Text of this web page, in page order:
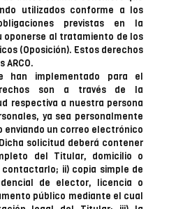
utilizados conforme a los
previstas en la
oponerse al tratamiento de los
(Oposición). Estos derechos
ARCO.
han implementado para el
son a través de la
respectiva a nuestra persona
ya sea personalmente
enviando un correo electrónico
solicitud deberá contener
del Titular, domicilio o
ii) copia simple de
de elector, licencia o
público mediante el cual